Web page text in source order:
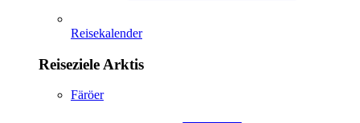
Reisekalender
Reiseziele Arktis
Färöer